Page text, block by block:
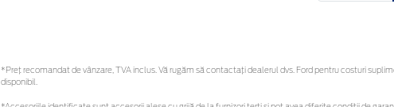
*Preţ recomandat de vânzare, TVA inclus. Vă rugăm să contactaţi dealerul dvs. Ford pentru costuri
disponibil.